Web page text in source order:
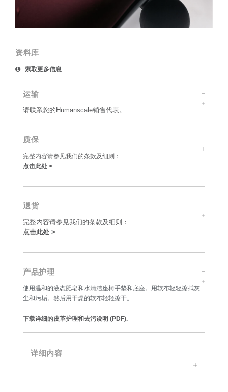
资料库
索取更多信息
运输
请联系您的Humanscale销售代表。
质保
完整内容请参见我们的条款及细则：
点击此处 >
退货
完整内容请参见我们的条款及细则：
点击此处 >
产品护理
使用温和的液态肥皂和水清洁座椅手垫和底座。用软布轻轻擦拭灰
尘和污垢。然后用干燥的软布轻轻擦干。
下载详细的皮革护理和去污说明 (PDF).
详细内容